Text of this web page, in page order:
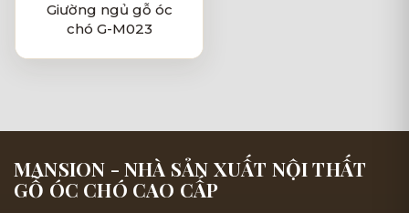
Giường ngủ gỗ óc
chó G-M023
MANSION - NHÀ SẢN XUẤT NỘI THẤT
GỖ ÓC CHÓ CAO CẤP